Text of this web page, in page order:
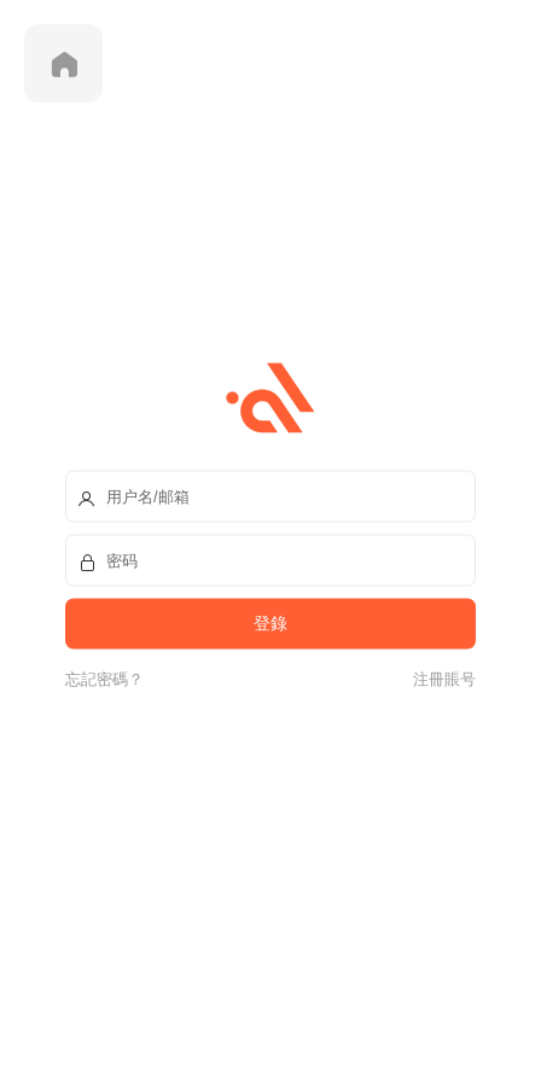
忘記密碼？ 注冊賬号